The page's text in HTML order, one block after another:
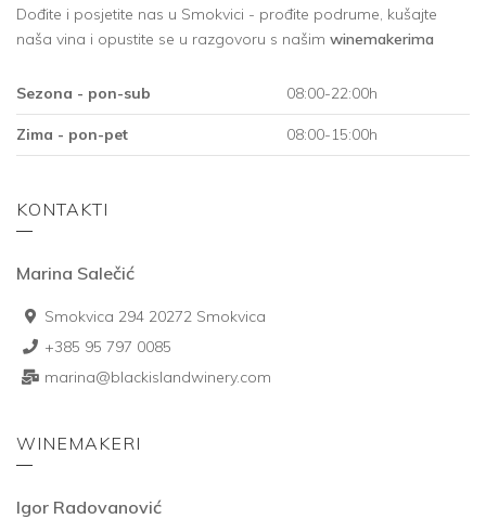
Dođite i posjetite nas u Smokvici - prođite podrume, kušajte
naša vina i opustite se u razgovoru s našim winemakerima
Sezona - pon-sub 08:00-22:00h
Zima - pon-pet 08:00-15:00h
KONTAKTI
Marina Salečić
Smokvica 294 20272 Smokvica
+385 95 797 0085
marina@blackislandwinery.com
WINEMAKERI
Igor Radovanović